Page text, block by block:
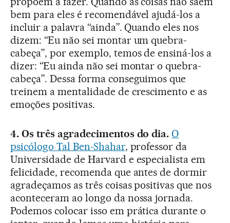
bem para eles é recomendável ajudá-los a
incluir a palavra “ainda”. Quando eles nos
dizem: “Eu não sei montar um quebra-
cabeça”, por exemplo, temos de ensiná-los a
dizer: “Eu ainda não sei montar o quebra-
cabeça”. Dessa forma conseguimos que
treinem a mentalidade de crescimento e as
emoções positivas.
4. Os três agradecimentos do dia. O
psicólogo Tal Ben-Shahar, professor da
Universidade de Harvard e especialista em
felicidade, recomenda que antes de dormir
agradeçamos as três coisas positivas que nos
aconteceram ao longo da nossa jornada.
Podemos colocar isso em prática durante o